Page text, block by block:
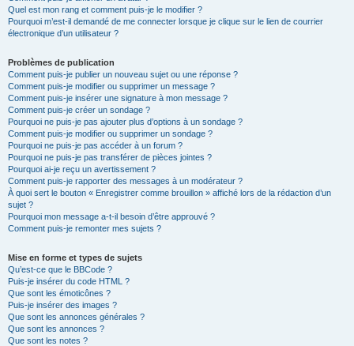
Quel est mon rang et comment puis-je le modifier ?
Pourquoi m’est-il demandé de me connecter lorsque je clique sur le lien de courrier
électronique d’un utilisateur ?
Problèmes de publication
Comment puis-je publier un nouveau sujet ou une réponse ?
Comment puis-je modifier ou supprimer un message ?
Comment puis-je insérer une signature à mon message ?
Comment puis-je créer un sondage ?
Pourquoi ne puis-je pas ajouter plus d’options à un sondage ?
Comment puis-je modifier ou supprimer un sondage ?
Pourquoi ne puis-je pas accéder à un forum ?
Pourquoi ne puis-je pas transférer de pièces jointes ?
Pourquoi ai-je reçu un avertissement ?
Comment puis-je rapporter des messages à un modérateur ?
À quoi sert le bouton « Enregistrer comme brouillon » affiché lors de la rédaction d’un
sujet ?
Pourquoi mon message a-t-il besoin d’être approuvé ?
Comment puis-je remonter mes sujets ?
Mise en forme et types de sujets
Qu’est-ce que le BBCode ?
Puis-je insérer du code HTML ?
Que sont les émoticônes ?
Puis-je insérer des images ?
Que sont les annonces générales ?
Que sont les annonces ?
Que sont les notes ?